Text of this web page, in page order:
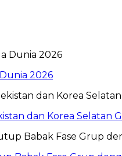
2026
dan Korea Selatan